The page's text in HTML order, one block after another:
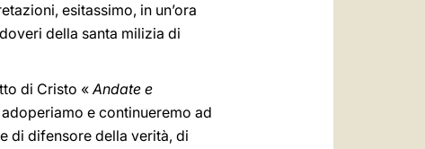
esitassimo, in un’ora
della santa milizia di
di Cristo «Andate e
e continueremo ad
di difensore della verità, di